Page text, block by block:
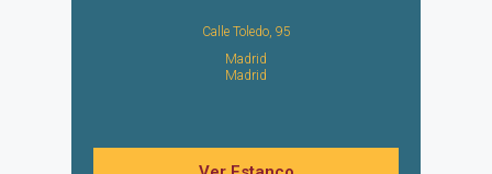
Calle Toledo, 95
Madrid
Madrid